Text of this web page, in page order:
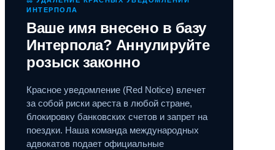
ИНТЕРПОЛА
Ваше имя внесено в базу
Интерпола? Аннулируйте
розыск законно
Красное уведомление (Red Notice) влечет
за собой риски ареста в любой стране,
блокировку банковских счетов и запрет на
поездки. Наша команда международных
адвокатов подает официальные